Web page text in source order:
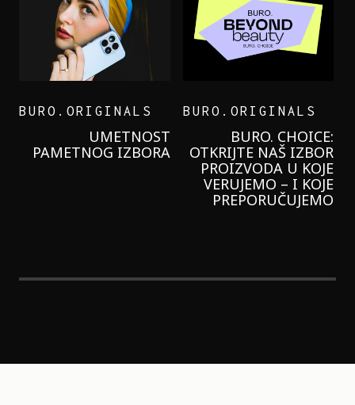
GARNIER KREMU I
NIKADA NIŠTA
LAGANIJE NISAM
KORISTILA